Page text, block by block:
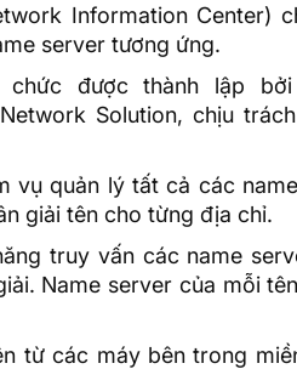
Information Center)
server tương ứng.
được thành lập bởi
Network Solution, chịu
vụ quản lý tất cả các
giải tên cho từng địa chỉ.
truy vấn các name
Name server của mỗi
từ các máy bên trong